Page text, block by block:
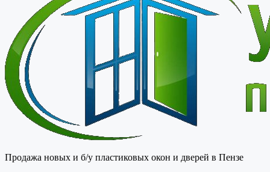
Продажа новых и б/у пластиковых окон и дверей в Пензе